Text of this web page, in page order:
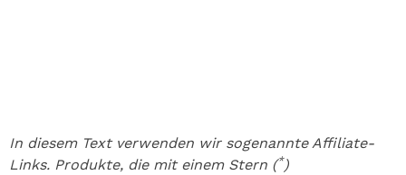
In diesem Text verwenden wir sogenannte Affiliate-
Links. Produkte, die mit einem Stern (*)